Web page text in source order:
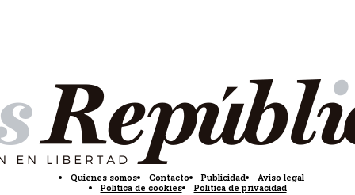
Quienes somos Contacto Publicidad
Aviso legal
Política de cookies
Política de privacidad